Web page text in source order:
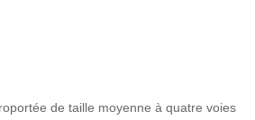
de taille moyenne à quatre voies